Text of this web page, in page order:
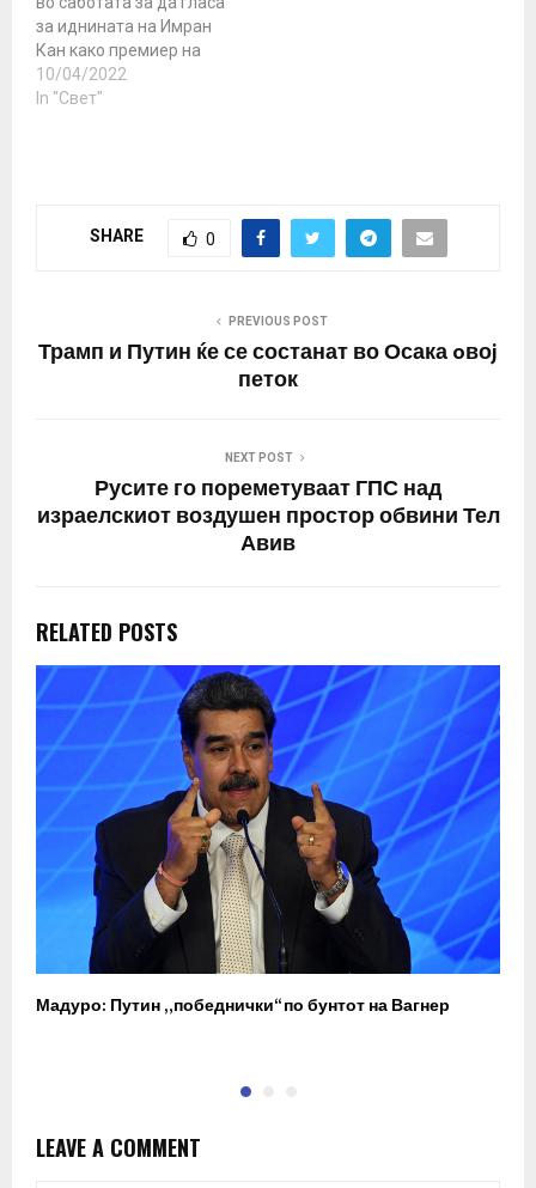
за иднината на Имран
Кан како премиер на
нацијата, по
овонеделната одлука
премиерот е неуставно.
10/04/2022
In "Свет"
SHARE 0
PREVIOUS POST
Трамп и Путин ќе се состанат во Осака oвоj
петок
NEXT POST
Русите го пореметуваат ГПС над
израелскиот воздушен простор обвини Тел
Авив
RELATED POSTS
Мадуро: Путин „победнички“ по бунтот на Вагнер
LEAVE A COMMENT